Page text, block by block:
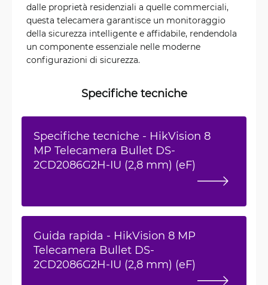
dalle proprietà residenziali a quelle commerciali,
questa telecamera garantisce un monitoraggio
della sicurezza intelligente e affidabile, rendendola
un componente essenziale nelle moderne
configurazioni di sicurezza.
Specifiche tecniche
Specifiche tecniche - HikVision 8
MP Telecamera Bullet DS-
2CD2086G2H-IU (2,8 mm) (eF)
Guida rapida - HikVision 8 MP
Telecamera Bullet DS-
2CD2086G2H-IU (2,8 mm) (eF)